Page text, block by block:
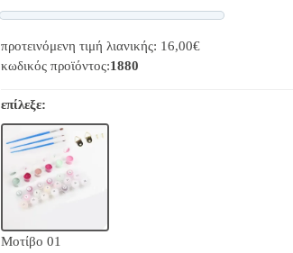
προτεινόμενη τιμή λιανικής: 16,00€
κωδικός προϊόντος:1880
επίλεξε:
Μοτίβο 01